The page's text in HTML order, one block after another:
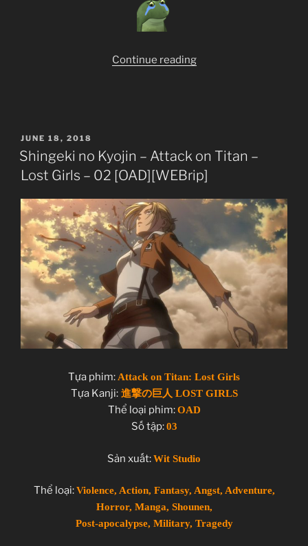
Continue reading“Shingeki
Titan
ss3
720p
[12+10
Eps]
[Completed]”
POSTED
ON
JUNE 18, 2018
Shingeki no Kyojin – Attack on Titan –
Lost Girls – 02 [OAD][WEBrip]
Tựa phim:Attack on Titan: Lost Girls
Tựa Kanji: 進撃の巨人 LOST GIRLS
Thể loại phim:OAD
Số tập:03
Sản xuất:Wit Studio
Thể loại: Violence, Action, Fantasy, Angst, Adventure,
Horror, Manga, Shounen,
Post-apocalypse, Military, Tragedy